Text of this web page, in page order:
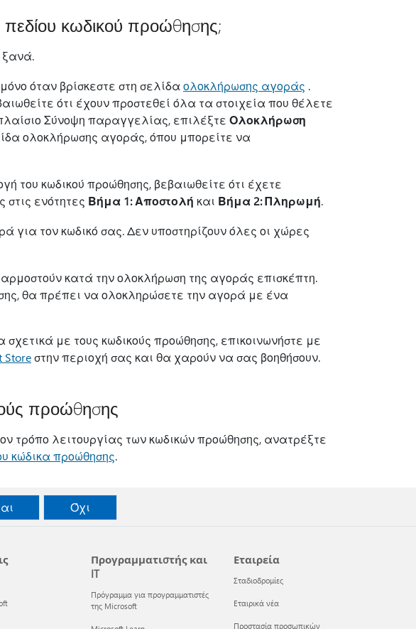
πεδίου κωδικού προώθησης;
ξανά.
όταν βρίσκεστε στη σελίδα ολοκλήρωσης αγοράς .
ότι έχουν προστεθεί όλα τα στοιχεία που θέλετε
Σύνοψη παραγγελίας, επιλέξτε Ολοκλήρωση
ολοκλήρωσης αγοράς, όπου μπορείτε να
του κωδικού προώθησης, βεβαιωθείτε ότι έχετε
ενότητες Βήμα 1: Αποστολή και Βήμα 2: Πληρωμή.
για τον κωδικό σας. Δεν υποστηρίζουν όλες οι χώρες
κατά την ολοκλήρωση της αγοράς επισκέπτη.
θα πρέπει να ολοκληρώσετε την αγορά με ένα
με τους κωδικούς προώθησης, επικοινωνήστε με
στην περιοχή σας και θα χαρούν να σας βοηθήσουν.
προώθησης
τρόπο λειτουργίας των κωδικών προώθησης, ανατρέξτε
κώδικα προώθησης.
Όχι
Προγραμματιστής και
IT
Πρόγραμμα για προγραμματιστές
της Microsoft
Εταιρεία
Σταδιοδρομίες
Εταιρικά νέα
Προστασία προσωπικών